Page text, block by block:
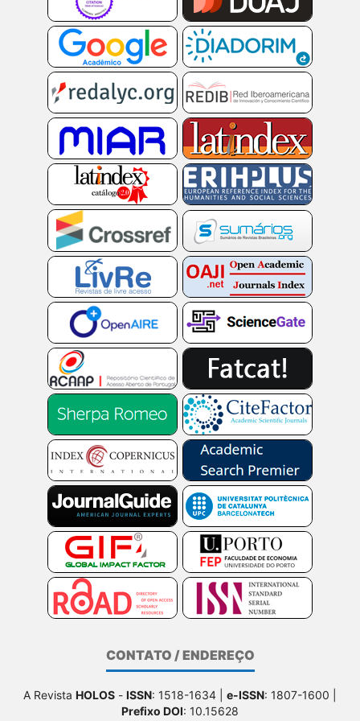
CONTATO / ENDEREÇO
A Revista HOLOS - ISSN: 1518-1634 | e-ISSN: 1807-1600 |
Prefixo DOI: 10.15628